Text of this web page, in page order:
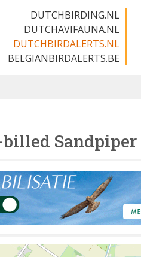
DUTCHBIRDING.NL
DUTCHAVIFAUNA.NL
DUTCHBIRDALERTS.NL
BELGIANBIRDALERTS.BE
billed Sandpiper